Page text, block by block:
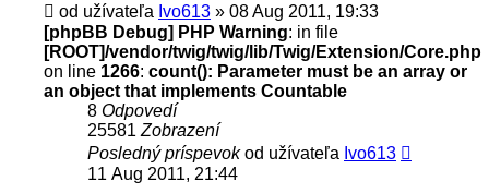
od užívateľa Ivo613 » 08 Aug 2011, 19:33
[phpBB Debug] PHP Warning: in file
[ROOT]/vendor/twig/twig/lib/Twig/Extension/Core.php
on line 1266: count(): Parameter must be an array or
an object that implements Countable
8 Odpovedí
25581 Zobrazení
Posledný príspevokod užívateľa Ivo613
11 Aug 2011, 21:44